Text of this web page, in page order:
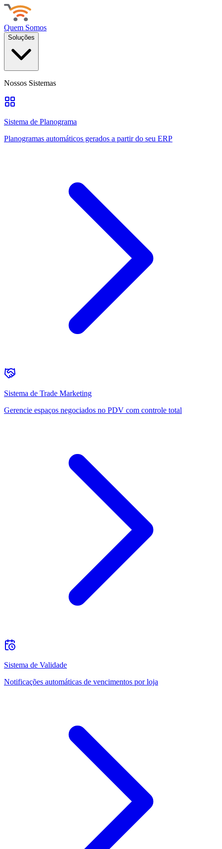
Quem Somos
Soluções
Nossos Sistemas
Sistema de Planograma
Planogramas automáticos gerados a partir do seu ERP
Sistema de Trade Marketing
Gerencie espaços negociados no PDV com controle total
Sistema de Validade
Notificações automáticas de vencimentos por loja